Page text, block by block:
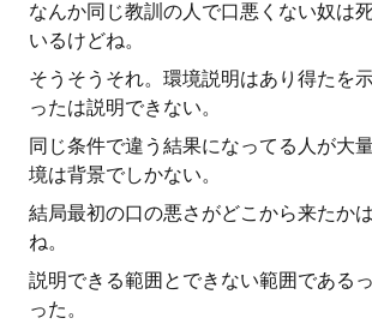
なんか同じ教訓の人で口悪くない奴は
いるけどね。
そうそうそれ。環境説明はあり得たを
ったは説明できない。
同じ条件で違う結果になってる人が大
境は背景でしかない。
結局最初の口の悪さがどこから来たか
ね。
説明できる範囲とできない範囲である
った。